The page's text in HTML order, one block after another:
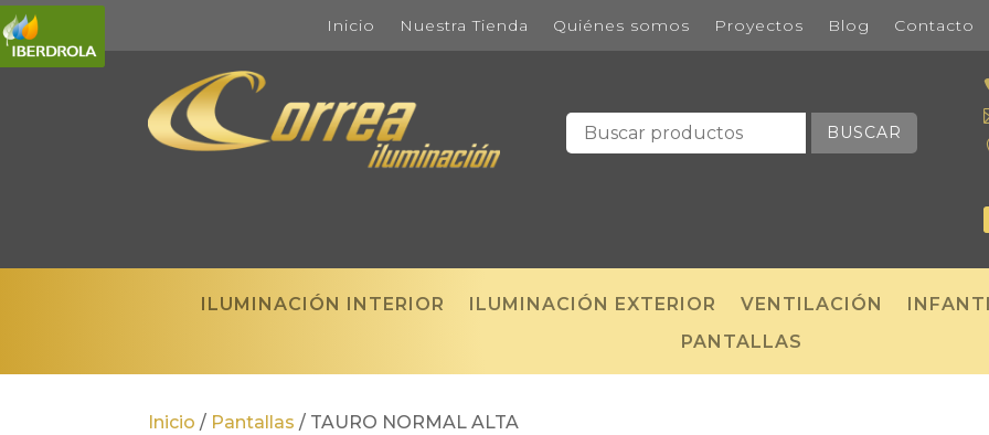
Inicio Nuestra Tienda Quiénes somos Proyectos Blog Contacto
BUSCAR
ILUMINACIÓN INTERIOR ILUMINACIÓN EXTERIOR VENTILACIÓN
PANTALLAS
Inicio / Pantallas / TAURO NORMAL ALTA